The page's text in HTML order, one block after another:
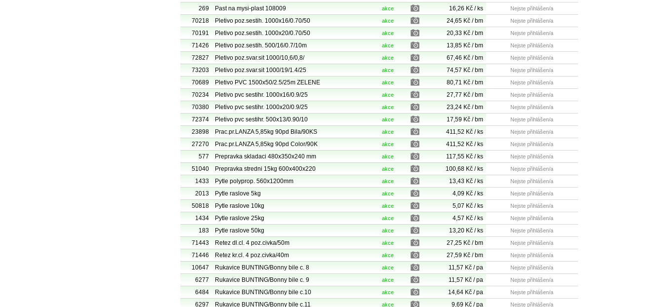
269 Past na mysi-plast 108009 akce 16,26 Kč / ks Nejste přihlášen/a
70218 Pletivo poz.sestih. 1000x16/0.70/50 akce 24,65 Kč / bm Nejste přihlášen/a
70191 Pletivo poz.sestih. 1000x20/0.70/50 akce 20,33 Kč / bm Nejste přihlášen/a
71426 Pletivo poz.sestih. 500/16/0.7/10m akce 13,85 Kč / bm Nejste přihlášen/a
72827 Pletivo poz.svar.sit 1000/10,6/0,8/ akce 67,46 Kč / bm Nejste přihlášen/a
73203 Pletivo poz.svar.sit 1000/19/1.4/25 akce 74,57 Kč / bm Nejste přihlášen/a
70689 Pletivo PVC 1500x50/2.5/25m ZELENE akce 80,71 Kč / bm Nejste přihlášen/a
70234 Pletivo pvc sestihr. 1000x16/0.9/25 akce 27,77 Kč / bm Nejste přihlášen/a
70380 Pletivo pvc sestihr. 1000x20/0.9/25 akce 23,24 Kč / bm Nejste přihlášen/a
72374 Pletivo pvc sestihr. 500x13/0.90/10 akce 17,59 Kč / bm Nejste přihlášen/a
23898 Prac.pr.LANZA 5,85kg 90pd Bila/90KS akce 411,52 Kč / ks Nejste přihlášen/a
27270 Prac.pr.LANZA 5,85kg 90pd Color/90K akce 411,52 Kč / ks Nejste přihlášen/a
577 Prepravka skladaci 480x350x240 mm akce 117,55 Kč / ks Nejste přihlášen/a
51040 Prepravka stredni 15kg 600x400x220 akce 100,68 Kč / ks Nejste přihlášen/a
1433 Pytle polyprop. 560x1200mm akce 13,43 Kč / ks Nejste přihlášen/a
2013 Pytle raslove 5kg akce 4,09 Kč / ks Nejste přihlášen/a
50818 Pytle raslove 10kg akce 5,07 Kč / ks Nejste přihlášen/a
1434 Pytle raslove 25kg akce 4,57 Kč / ks Nejste přihlášen/a
183 Pytle raslove 50kg akce 13,20 Kč / ks Nejste přihlášen/a
71443 Retez dl.cl. 4 poz.civka/50m akce 27,25 Kč / bm Nejste přihlášen/a
71446 Retez kr.cl. 4 poz.civka/40m akce 27,59 Kč / bm Nejste přihlášen/a
10647 Rukavice BUNTING/Bonny bile c. 8 akce 11,57 Kč / pa Nejste přihlášen/a
6277 Rukavice BUNTING/Bonny bile c. 9 akce 11,57 Kč / pa Nejste přihlášen/a
6484 Rukavice BUNTING/Bonny bile c.10 akce 14,64 Kč / pa Nejste přihlášen/a
6297 Rukavice BUNTING/Bonny bile c.11 akce 9,69 Kč / pa Nejste přihlášen/a